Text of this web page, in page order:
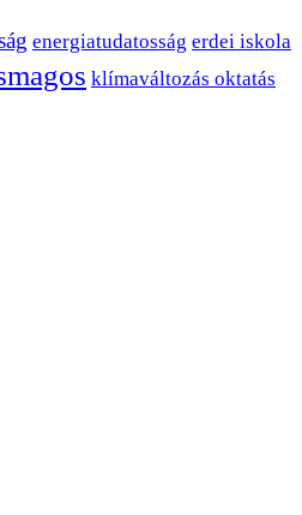
energiatudatosság erdei iskola
klímaváltozás oktatás